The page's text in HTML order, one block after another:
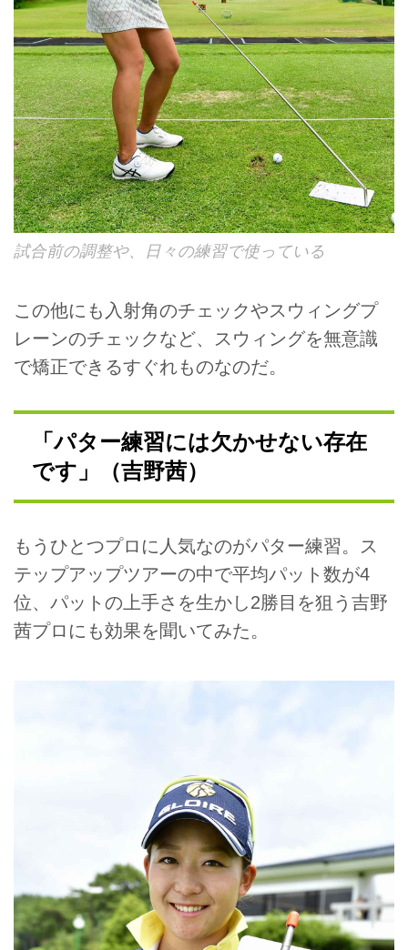
試合前の調整や、日々の練習で使っている
この他にも入射角のチェックやスウィングプ
レーンのチェックなど、スウィングを無意識
で矯正できるすぐれものなのだ。
「パター練習には欠かせない存在
です」（吉野茜）
もうひとつプロに人気なのがパター練習。ス
テップアップツアーの中で平均パット数が4
位、パットの上手さを生かし2勝目を狙う吉野
茜プロにも効果を聞いてみた。